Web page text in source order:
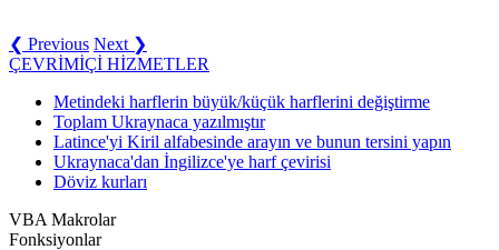
❮ Previous Next ❯
ÇEVRİMİÇİ HİZMETLER
Metindeki harflerin büyük/küçük harflerini değiştirme
Toplam Ukraynaca yazılmıştır
Latince'yi Kiril alfabesinde arayın ve bunun tersini yapın
Ukraynaca'dan İngilizce'ye harf çevirisi
Döviz kurları
VBA Makrolar
Fonksiyonlar